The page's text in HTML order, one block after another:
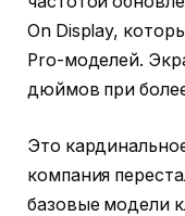
On Display,
Pro-моделей.
дюймов при
Это
компания
базовые модели